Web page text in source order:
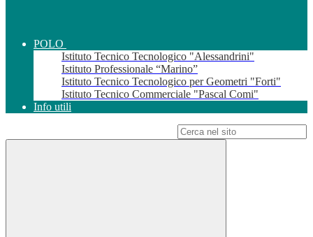
POLO
Istituto Tecnico Tecnologico "Alessandrini"
Istituto Professionale “Marino”
Istituto Tecnico Tecnologico per Geometri "Forti"
Istituto Tecnico Commerciale "Pascal Comi"
Info utili